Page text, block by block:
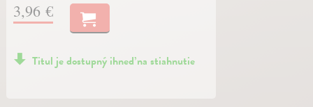
3,96 €
Titul je dostupný ihneď na stiahnutie